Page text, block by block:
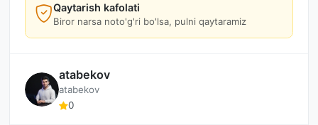
Qaytarish kafolati
Biror narsa noto'g'ri bo'lsa, pulni qaytaramiz
atabekov
atabekov
0